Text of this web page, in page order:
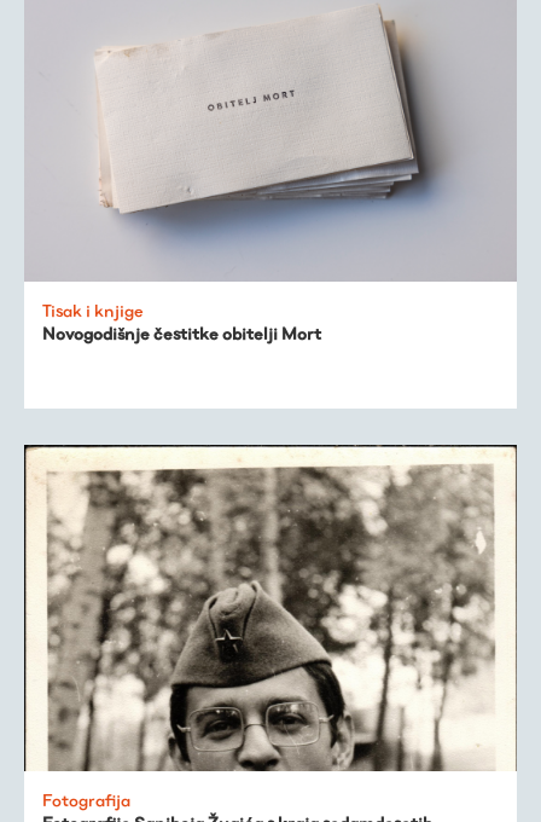
Tisak i knjige
Novogodišnje čestitke obitelji Mort
Fotografija